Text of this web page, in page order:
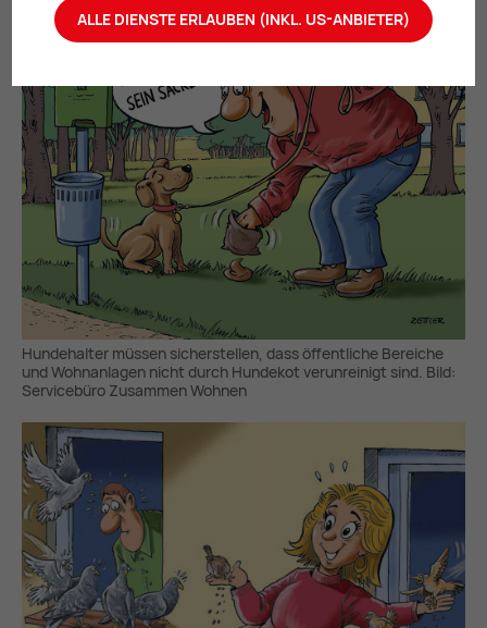
Hundehalter müssen sicherstellen, dass öffentliche Bereiche
und Wohnanlagen nicht durch Hundekot verunreinigt sind. Bild:
Servicebüro Zusammen Wohnen
ALLE DIENSTE ERLAUBEN (INKL. US-ANBIETER)